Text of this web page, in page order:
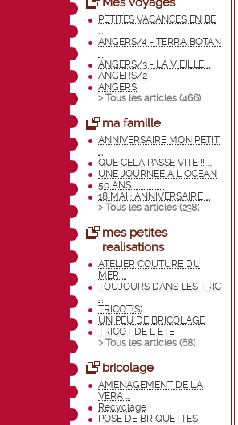
PETITES VACANCES EN BE
...
ANGERS/4 - TERRA BOTAN
...
ANGERS/3 - LA VIEILLE ...
ANGERS/2
ANGERS
> Tous les articles (466)
ma famille
ANNIVERSAIRE MON PETIT
...
QUE CELA PASSE VITE!!! ...
UNE JOURNEE A L OCEAN
50 ANS................ ...
18 MAI : ANNIVERSAIRE ...
> Tous les articles (238)
mes petites
realisations
ATELIER COUTURE DU
MER ...
TOUJOURS DANS LES TRIC
...
TRICOT(S)
UN PEU DE BRICOLAGE
TRICOT DE L ETE
> Tous les articles (68)
bricolage
AMENAGEMENT DE LA
VERA ...
Recyclage
POSE DE BRIQUETTES